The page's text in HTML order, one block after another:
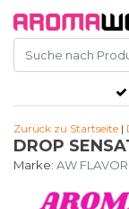
Zurück zu Startseite |
DROP
Marke: AW